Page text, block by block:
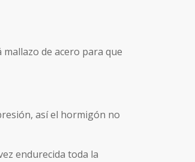
de acero para que
así el hormigón no
endurecida toda la